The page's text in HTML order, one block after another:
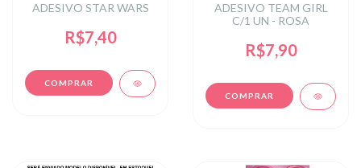
ADESIVO STAR WARS
R$7,40
ADESIVO TEAM GIRL
C/1 UN - ROSA
R$7,90